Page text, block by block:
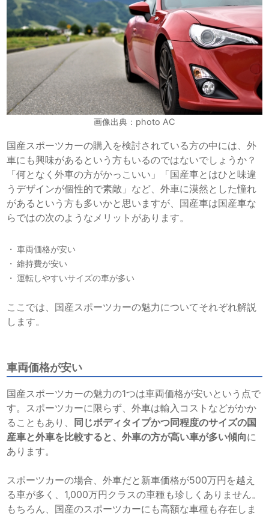
画像出典：photo AC
国産スポーツカーの購入を検討されている方の中には、外
車にも興味があるという方もいるのではないでしょうか？
「何となく外車の方がかっこいい」「国産車とはひと味違
うデザインが個性的で素敵」など、外車に漠然とした憧れ
があるという方も多いかと思いますが、国産車は国産車な
らではの次のようなメリットがあります。
車両価格が安い
維持費が安い
運転しやすいサイズの車が多い
ここでは、国産スポーツカーの魅力についてそれぞれ解説
します。
車両価格が安い
国産スポーツカーの魅力の1つは車両価格が安いという点で
す。スポーツカーに限らず、外車は輸入コストなどがかか
ることもあり、
同じボディタイプかつ同程度のサイズの国
産車と外車を比較すると、外車の方が高い車が多い傾向に
あります。
スポーツカーの場合、外車だと新車価格が500万円を越え
る車が多く、1,000万円クラスの車種も珍しくありません。
もちろん、国産のスポーツカーにも高額な車種も存在しま